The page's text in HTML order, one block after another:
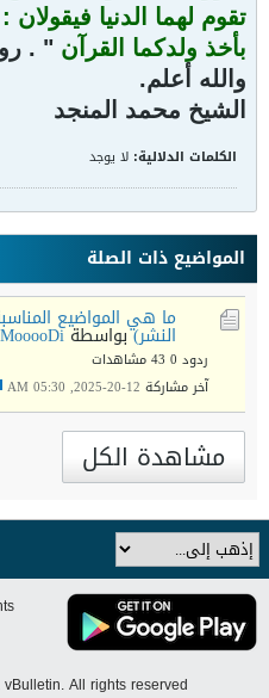
تقوم لهما الدنيا
بأخذ ولدكما القرآن " . رواه
والله أعلم.
الشيخ محمد المنجد
الكلمات الدلالية: لا يوجد
المواضيع ذات الصلة
ما هي المواضيع
النشر) بواسطة
ردود 0
43 مشاهدات
آخر مشاركة 12-20-2025, 05:30 AM
مشاهدة الكل
All rights reserved.